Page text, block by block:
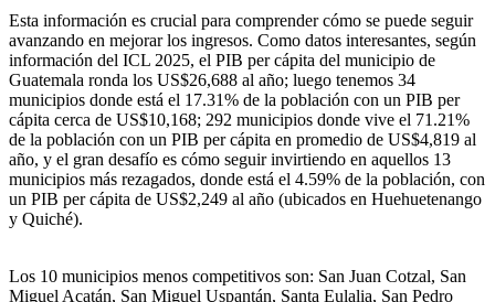
Esta información es crucial para comprender cómo se puede seguir
avanzando en mejorar los ingresos. Como datos interesantes, según
información del ICL 2025, el PIB per cápita del municipio de
Guatemala ronda los US$26,688 al año; luego tenemos 34
municipios donde está el 17.31% de la población con un PIB per
cápita cerca de US$10,168; 292 municipios donde vive el 71.21%
de la población con un PIB per cápita en promedio de US$4,819 al
año, y el gran desafío es cómo seguir invirtiendo en aquellos 13
municipios más rezagados, donde está el 4.59% de la población, con
un PIB per cápita de US$2,249 al año (ubicados en Huehuetenango
y Quiché).
Los 10 municipios menos competitivos son: San Juan Cotzal, San
Miguel Acatán, San Miguel Uspantán, Santa Eulalia, San Pedro